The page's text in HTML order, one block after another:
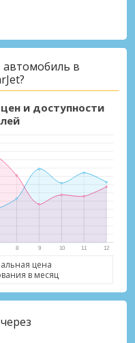
автомобиль в
и доступности
цена
в месяц